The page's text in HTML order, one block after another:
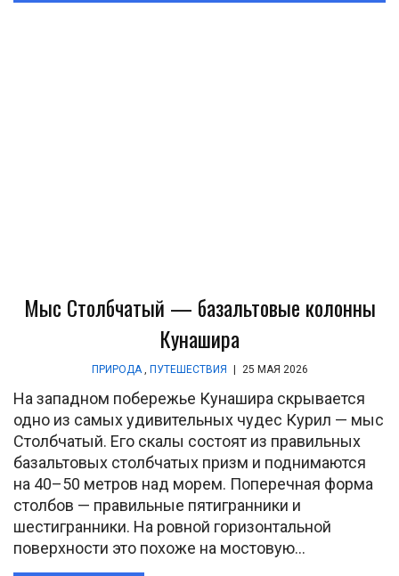
Мыс Столбчатый — базальтовые колонны
Кунашира
ПРИРОДА, ПУТЕШЕСТВИЯ | 25 МАЯ 2026
На западном побережье Кунашира скрывается
одно из самых удивительных чудес Курил — мыс
Столбчатый. Его скалы состоят из правильных
базальтовых столбчатых призм и поднимаются
на 40–50 метров над морем. Поперечная форма
столбов — правильные пятигранники и
шестигранники. На ровной горизонтальной
поверхности это похоже на мостовую...